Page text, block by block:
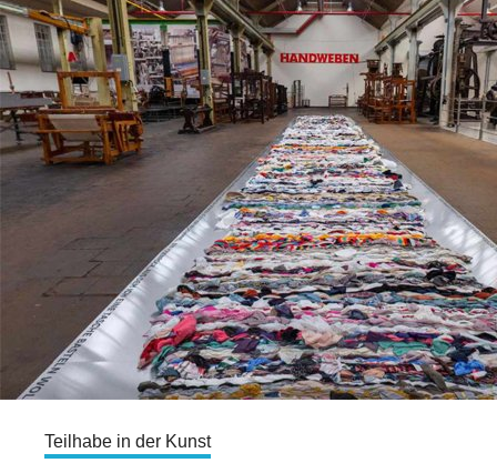
Teilhabe in der Kunst